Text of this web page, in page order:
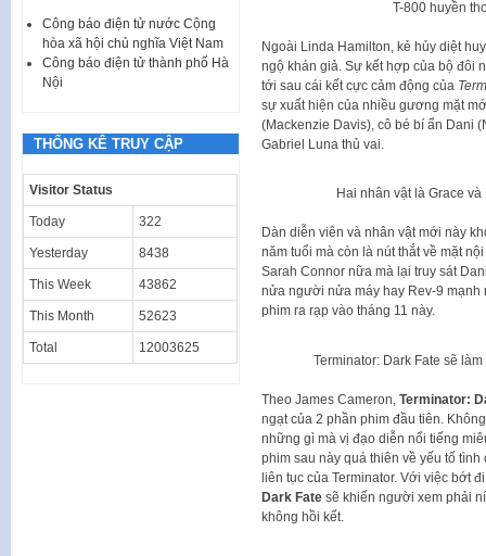
T-800 huyền
Ngoài Linda Hamilton, kẻ hủy diệt
ngộ khán giả. Sự kết hợp của bộ đôi
tới sau cái kết cực cảm động của
sự xuất hiện của nhiều gương mặt
(Mackenzie Davis), cô bé bí ẩn Dani
Gabriel Luna thủ vai.
Hai nhân vật là Grace
Dàn diễn viên và nhân vật mới này
năm tuổi mà còn là nút thắt về mặt
Sarah Connor nữa mà lại truy sát
nửa người nửa máy hay Rev-9
phim ra rạp vào tháng 11 này.
Terminator: Dark Fate sẽ
Theo James Cameron, Terminator:
ngạt của 2 phần phim đầu tiên.
những gì mà vị đạo diễn nổi tiếng
phim sau này quá thiên về yếu tố
liên tục của Terminator. Với việc bớt
Dark Fatesẽ khiến người xem phải
không hồi kết.
Công báo điện tử nước Cộng
hòa xã hội chủ nghĩa Việt Nam
Công báo điện tử thành phố Hà
Nội
THỐNG KÊ TRUY CẬP
Visitor Status
Today 322
Yesterday 8438
This Week 43862
This Month 52623
Total 12003625